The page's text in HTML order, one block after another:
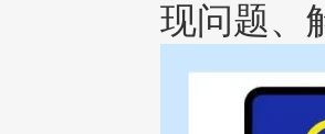
现问题、